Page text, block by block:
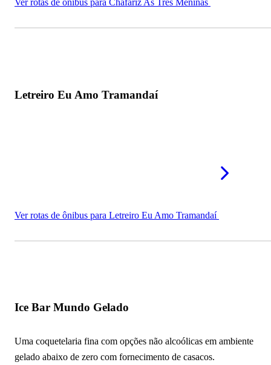
Ver rotas de ônibus para Chafariz As Três Meninas
Letreiro Eu Amo Tramandaí
Ver rotas de ônibus para Letreiro Eu Amo Tramandaí
Ice Bar Mundo Gelado
Uma coquetelaria fina com opções não alcoólicas em ambiente
gelado abaixo de zero com fornecimento de casacos.